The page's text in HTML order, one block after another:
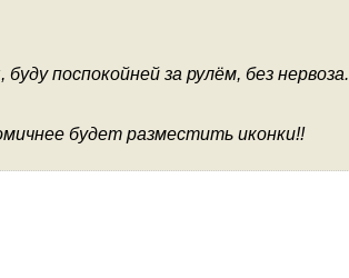
поспокойней за рулём, без нервоза.
будет разместить иконки!!